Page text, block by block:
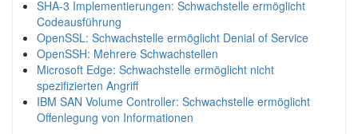
SHA-3 Implementierungen: Schwachstelle ermöglicht
Codeausführung
OpenSSL: Schwachstelle ermöglicht Denial of Service
OpenSSH: Mehrere Schwachstellen
Microsoft Edge: Schwachstelle ermöglicht nicht
spezifizierten Angriff
IBM SAN Volume Controller: Schwachstelle ermöglicht
Offenlegung von Informationen